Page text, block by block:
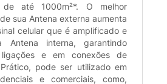
de até 1000m²*. O melhor
sua Antena externa aumenta
celular que é amplificado e
Antena interna, garantindo
e em conexões de
pode ser utilizado em
e comerciais, como,